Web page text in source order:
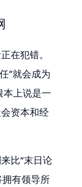
在犯错。
”就会成为
上说是一
资本和经
比“末日论
有领导所